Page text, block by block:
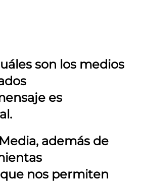
son los medios
es
, además de
que nos permiten